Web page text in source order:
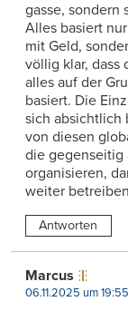
gasse, sondern
Alles basiert
mit Geld,
völlig klar, dass
alles auf der
basiert. Die
sich absichtlich
von diesen
die gegenseitig
organisieren,
weiter
Antworten
Marcus
06.11.2025 um 19:55